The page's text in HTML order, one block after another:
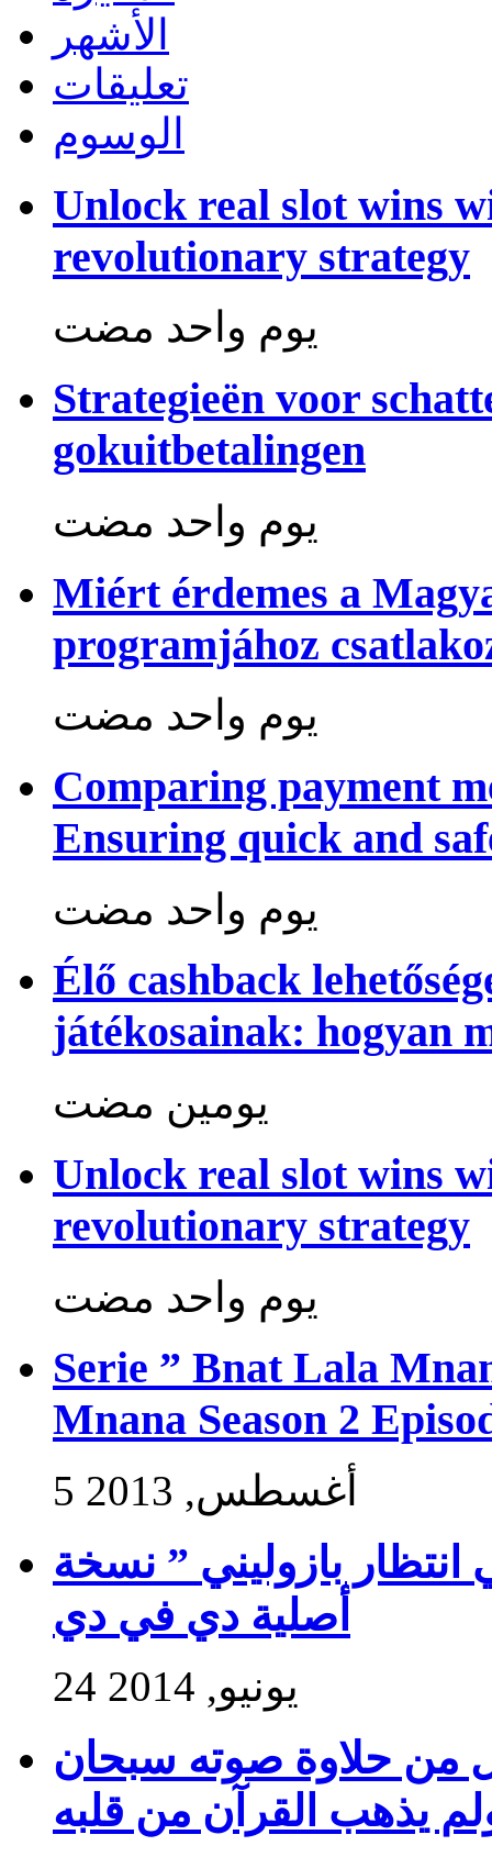
الأشهر
تعليقات
الوسوم
Unlock real slot wins
revolutionary strategy
‏يوم واحد مضت
Strategieën voor
gokuitbetalingen
‏يوم واحد مضت
Miért érdemes a
programjához
‏يوم واحد مضت
Comparing payment
Ensuring quick and
‏يوم واحد مضت
Élő cashback
játékosainak: hogyan
‏يومين مضت
Unlock real slot wins
revolutionary strategy
‏يوم واحد مضت
Serie ” Bnat Lala
Mnana Season 2
5 أغسطس, 2013
بازوليني ” نسخة
أصلية دي في دي
24 يونيو, 2014
من حلاوة صوته سبحان
يذهب القرآن من قلبه